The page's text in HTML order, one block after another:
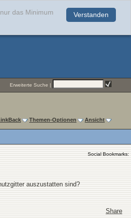
Verstanden
das Minimum
Erweiterte Suche |
Themen-Optionen Ansicht
Social Bookmarks:
auszustatten sind?
Share